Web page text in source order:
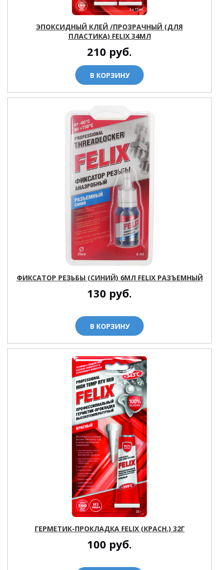
ЭПОКСИДНЫЙ КЛЕЙ /ПРОЗРАЧНЫЙ (ДЛЯ
ПЛАСТИКА) FELIX 34МЛ
210 руб.
В КОРЗИНУ
ФИКСАТОР РЕЗЬБЫ (СИНИЙ) 6МЛ FELIX РАЗЪЕМНЫЙ
130 руб.
В КОРЗИНУ
ГЕРМЕТИК-ПРОКЛАДКА FELIX (КРАСН.) 32Г
100 руб.